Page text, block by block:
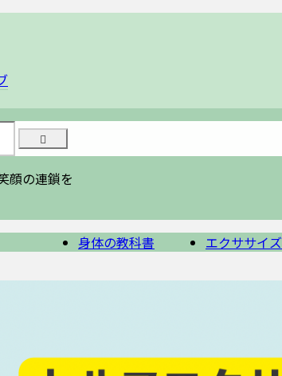
顔の連鎖を
身体の教科書 エクササイズ